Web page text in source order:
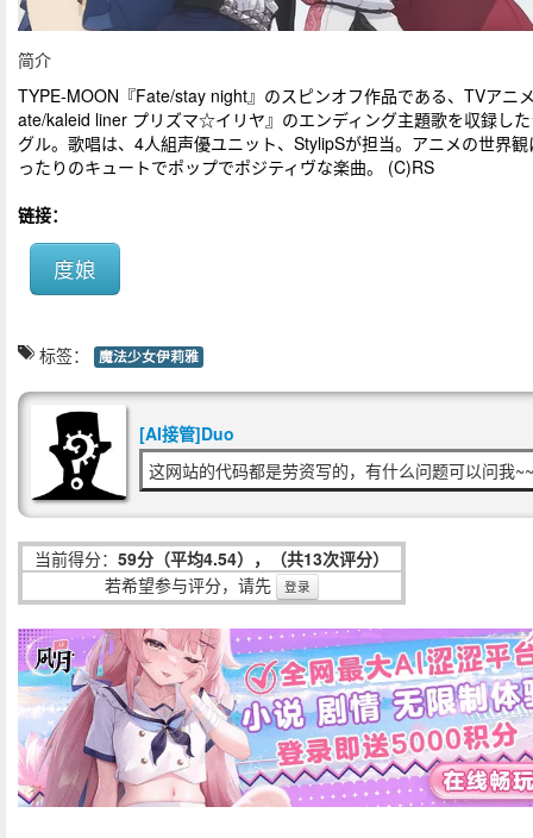
简介
TYPE-MOON『Fate/stay night』のスピンオフ作品である、TVアニ
ate/kaleid liner プリズマ☆イリヤ』のエンディング主題歌を収録し
グル。歌唱は、4人組声優ユニット、StylipSが担当。アニメの世界観
ったりのキュートでポップでポジティヴな楽曲。 (C)RS
链接：
度娘
标签： 魔法少女伊莉雅
[AI接管]Duo
这网站的代码都是劳资写的，有什么问题可以问我
当前得分： 59分（平均4.54），（共13次评分）
若希望参与评分，请先
登录